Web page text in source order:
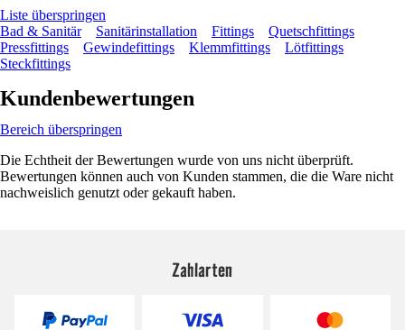
Liste überspringen
Bad & Sanitär
Sanitärinstallation Fittings
Quetschfittings
Pressfittings
Gewindefittings Klemmfittings
Lötfittings
Steckfittings
Kundenbewertungen
Bereich überspringen
Die Echtheit der Bewertungen wurde von uns nicht überprüft.
Bewertungen können auch von Kunden stammen, die die Ware nicht
nachweislich genutzt oder gekauft haben.
Zahlarten